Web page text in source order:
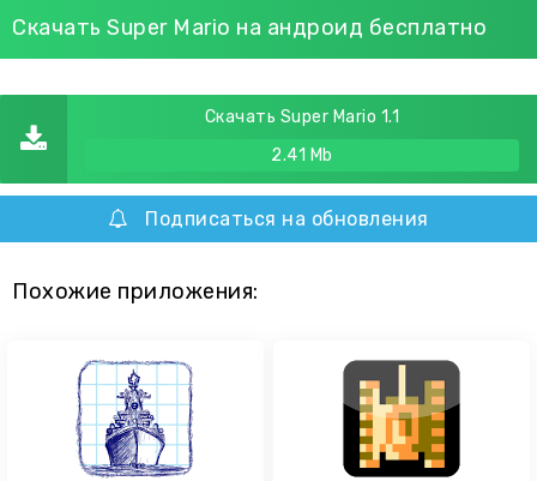
Скачать Super Mario на андроид бесплатно
Скачать Super Mario 1.1
2.41 Mb
Подписаться на обновления
Похожие приложения: